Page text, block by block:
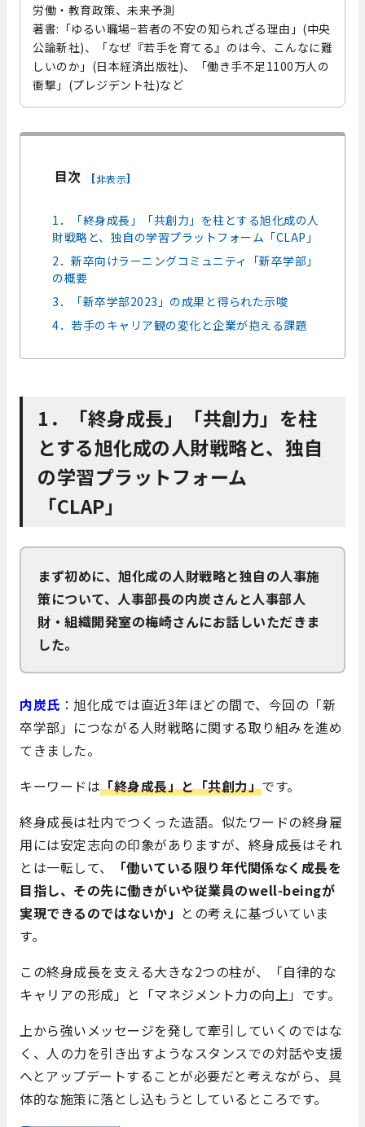
労働・教育政策、未来予測
著書:「ゆるい職場−若者の不安の知られざる理由」(中央
公論新社)、「なぜ『若手を育てる』のは今、こんなに難
しいのか」(日本経済出版社)、「働き手不足1100万人の
衝撃」(プレジデント社)など
目次 [非表示]
1．「終身成長」「共創力」を柱とする旭化成の人
財戦略と、独自の学習プラットフォーム「CLAP」
2．新卒向けラーニングコミュニティ「新卒学部」
の概要
3．「新卒学部2023」の成果と得られた示唆
4．若手のキャリア観の変化と企業が抱える課題
1．「終身成長」「共創力」を柱
とする旭化成の人財戦略と、独自
の学習プラットフォーム
「CLAP」
まず初めに、旭化成の人財戦略と独自の人事施
策について、人事部⻑の内炭さんと人事部人
財・組織開発室の梅崎さんにお話しいただきま
した。
内炭氏 ：旭化成では直近3年ほどの間で、今回の「新
卒学部」につながる人財戦略に関する取り組みを進め
てきました。
キーワードは「終身成長」と「共創力」です。
終身成長は社内でつくった造語。似たワードの終身雇
用には安定志向の印象がありますが、終身成長はそれ
とは一転して、
「働いている限り年代関係なく成長を
目指し、その先に働きがいや従業員のwell-beingが
実現できるのではないか」 との考えに基づいていま
す。
この終身成長を支える大きな2つの柱が、「自律的な
キャリアの形成」と「マネジメント力の向上」です。
上から強いメッセージを発して牽引していくのではな
く、人の力を引き出すようなスタンスでの対話や支援
へとアップデートすることが必要だと考えながら、具
体的な施策に落とし込もうとしているところです。